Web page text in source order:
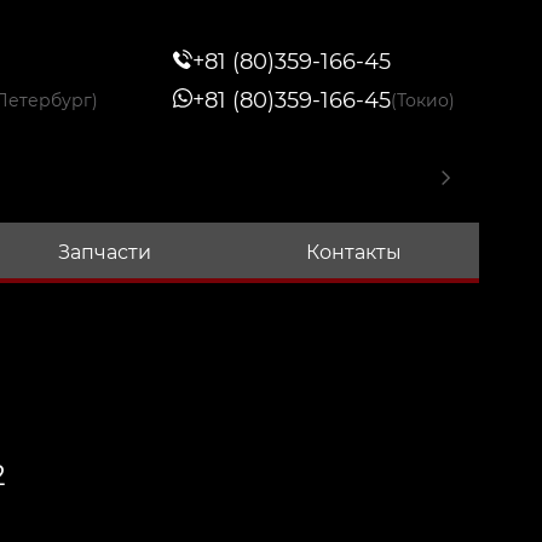
+81 (80)359-166-45
+81 (80)359-166-45(Токио)
Запчасти Контакты